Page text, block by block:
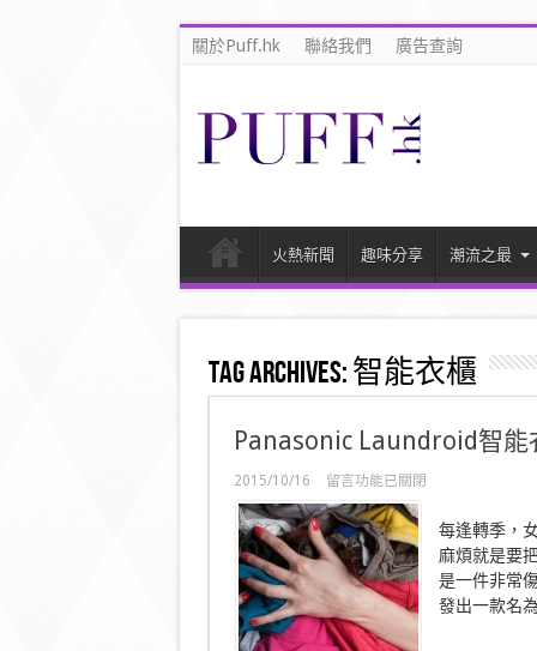
關於Puff.hk 聯絡我們 廣告查詢
火熱新聞 趣味分享 潮流之最
Tag Archives:智能衣櫃
Panasonic Laundroid智能
2015/10/16
在
〈Panasonic
Laundroid
智
能
櫃
自
動
留言功能已關閉
每逢轉季，
麻煩就是要
是一件非常
發出一款名